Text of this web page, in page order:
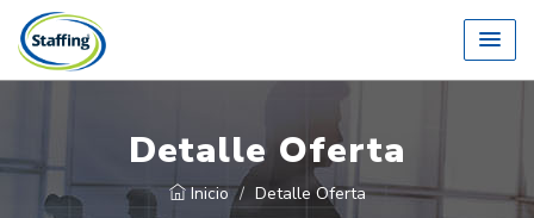
Detalle Oferta
Inicio Detalle Oferta